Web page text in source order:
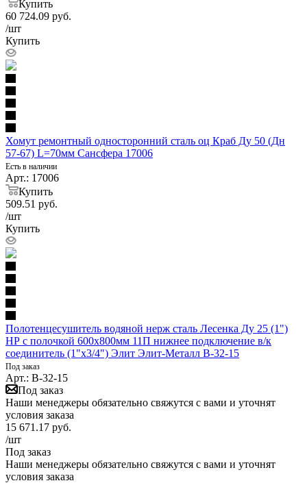
Купить
60 724.09 руб.
/шт
Купить
Хомут ремонтный односторонний сталь оц Краб Ду 50 (Дн
57-67) L=70мм Сансфера 17006
Есть в наличии
Арт.: 17006
Купить
509.51 руб.
/шт
Купить
Полотенцесушитель водяной нерж сталь Лесенка Ду 25 (1")
НР с полочкой 600х800мм 11П нижнее подключение в/к
соединитель (1"х3/4") Элит Элит-Металл В-32-15
Под заказ
Арт.: В-32-15
Под заказ
Наши менеджеры обязательно свяжутся с вами и уточнят
условия заказа
15 671.17 руб.
/шт
Под заказ
Наши менеджеры обязательно свяжутся с вами и уточнят
условия заказа